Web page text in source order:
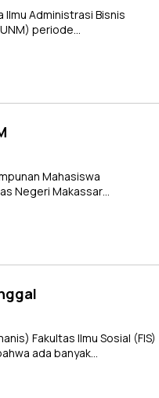
Ilmu Administrasi Bisnis
periode…
Mahasiswa
Negeri Makassar…
Fakultas Ilmu Sosial (FIS)
ada banyak…